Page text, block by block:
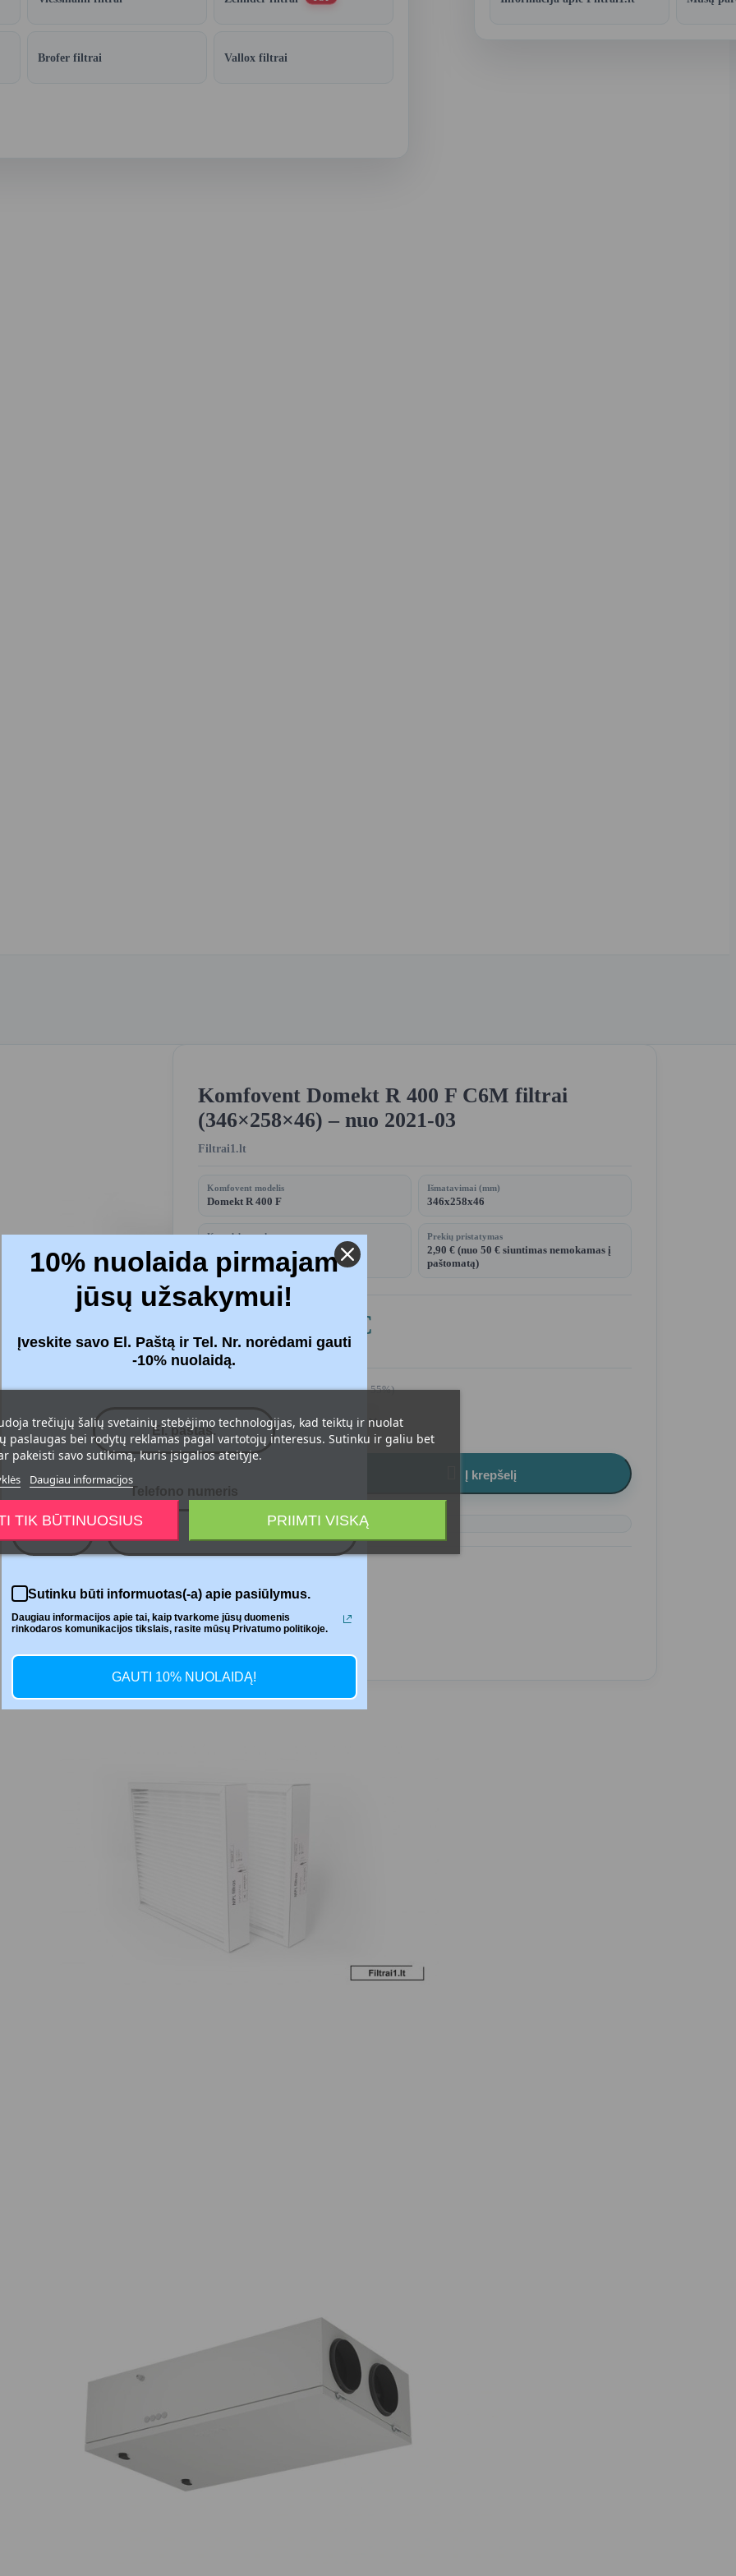
Brofer filtrai Vallox filtrai
Komfovent Domekt R 400 F C6M filtrai
(346×258×46) – nuo 2021-03
Filtrai1.lt
Komfovent modelis
Domekt R 400 F
Išmatavimai (mm)
346x258x46
Komplektą sudaro
Filtrai - 2 vnt.
Prekių pristatymas
2,90 € (nuo 50 € siuntimas nemokamas į
paštomatą)
26,78 €
Su mokesčiais
Filtrai : Standartinis M5+M5 (ePM10 55%)
Į krepšelį
trečiųjų šalių svetainių stebėjimo technologijas, kad teiktų ir nuolat
paslaugas bei rodytų reklamas pagal vartotojų interesus. Sutinku ir galiu bet
pakeisti savo sutikimą, kuris įsigalios ateityje.
Daugiau informacijos
TIK BŪTINUOSIUS PRIIMTI VISKĄ
10% nuolaida pirmajam
jūsų užsakymui!
Įveskite savo El. Paštą ir Tel. Nr. norėdami gauti
-10% nuolaidą.
Telefono numeris
Sutinku būti informuotas(-a) apie pasiūlymus.
Daugiau informacijos apie tai, kaip tvarkome jūsų duomenis
rinkodaros komunikacijos tikslais, rasite mūsų Privatumo politikoje.
GAUTI 10% NUOLAIDĄ!